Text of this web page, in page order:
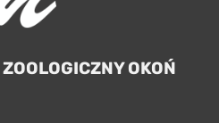
OKOŃ